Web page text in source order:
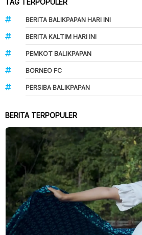
BERITA BALIKPAPAN HARI INI
BERITA KALTIM HARI INI
PEMKOT BALIKPAPAN
BORNEO FC
PERSIBA BALIKPAPAN
BERITA TERPOPULER